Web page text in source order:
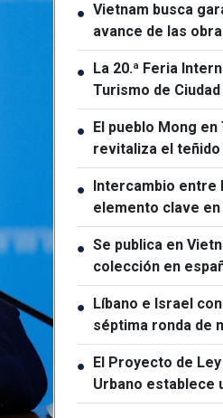
● Vietnam busca
avance de las
Cumbre APEC
● La 20.ª Feria
Turismo de
será la mayor de
● El pueblo Mong en
revitaliza el teñido
índigo
● Intercambio entre
elemento clave
entre Vietnam y
● Se publica en
colección en
Castro Ruz –
● Líbano e Israel
séptima ronda de
● El Proyecto de
Urbano establece
especial y